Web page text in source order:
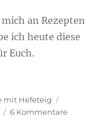
an Rezepten
ich heute diese
Euch.
mit Hefeteig
6 Kommentarezu